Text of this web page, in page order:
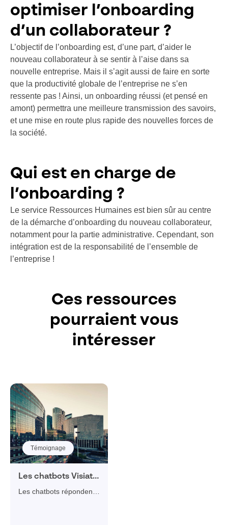
optimiser l’onboarding
d’un collaborateur ?
L’objectif de l’onboarding est, d’une part, d’aider le
nouveau collaborateur à se sentir à l’aise dans sa
nouvelle entreprise. Mais il s’agit aussi de faire en sorte
que la productivité globale de l’entreprise ne s’en
ressente pas ! Ainsi, un onboarding réussi (et pensé en
amont) permettra une meilleure transmission des savoirs,
et une mise en route plus rapide des nouvelles forces de
la société.
Qui est en charge de
l’onboarding ?
Le service Ressources Humaines est bien sûr au centre
de la démarche d’onboarding du nouveau collaborateur,
notamment pour la partie administrative. Cependant, son
intégration est de la responsabilité de l’ensemble de
l’entreprise !
Ces ressources
pourraient vous
intéresser
Témoignage
Les chatbots Visiativ
intégrés aux offres
Les chatbots répondent